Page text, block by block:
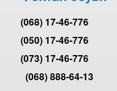
(068) 17-46-776
(050) 17-46-776
(073) 17-46-776
(068) 888-64-13